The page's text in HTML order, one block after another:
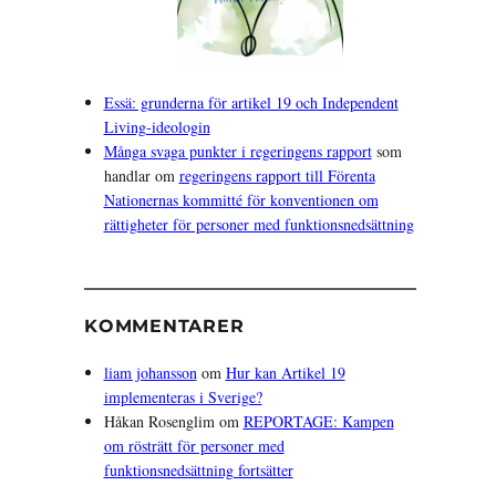
Essä: grunderna för artikel 19 och Independent
Living-ideologin
Många svaga punkter i regeringens rapportsom
handlar om regeringens rapport till Förenta
Nationernas kommitté för konventionen om
rättigheter för personer med funktionsnedsättning
KOMMENTARER
liam johanssonom Hur kan Artikel 19
implementeras i Sverige?
Håkan Rosenglimom REPORTAGE: Kampen
om rösträtt för personer med
funktionsnedsättning fortsätter